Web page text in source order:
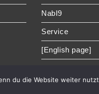
NabI9
Service
[English page]
du die Website weiter